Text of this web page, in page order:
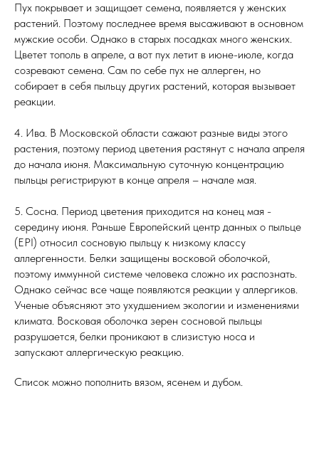
Пух покрывает и защищает семена, появляется у женских
растений. Поэтому последнее время высаживают в основном
мужские особи. Однако в старых посадках много женских.
Цветет тополь в апреле, а вот пух летит в июне-июле, когда
созревают семена. Сам по себе пух не аллерген, но
собирает в себя пыльцу других растений, которая вызывает
реакции.
4. Ива. В Московской области сажают разные виды этого
растения, поэтому период цветения растянут с начала апреля
до начала июня. Максимальную суточную концентрацию
пыльцы регистрируют в конце апреля – начале мая.
5. Сосна. Период цветения приходится на конец мая -
середину июня. Раньше Европейский центр данных о пыльце
(EPI) относил сосновую пыльцу к низкому классу
аллергенности. Белки защищены восковой оболочкой,
поэтому иммунной системе человека сложно их распознать.
Однако сейчас все чаще появляются реакции у аллергиков.
Ученые объясняют это ухудшением экологии и изменениями
климата. Восковая оболочка зерен сосновой пыльцы
разрушается, белки проникают в слизистую носа и
запускают аллергическую реакцию.
Список можно пополнить вязом, ясенем и дубом.